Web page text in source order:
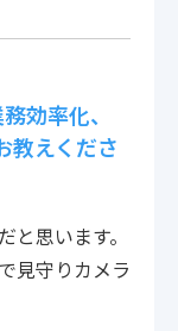
効率化、
教えくださ
思います。
見守りカメラ